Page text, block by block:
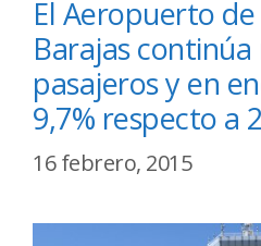
El Aeropuerto
Barajas
pasajeros y en
9,7% respecto a
16 febrero, 2015